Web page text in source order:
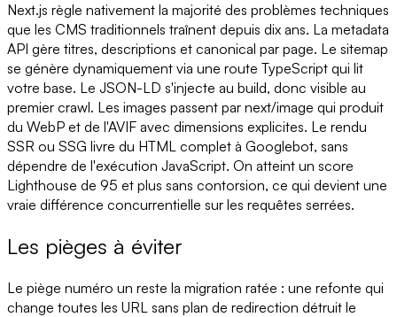
Next.js règle nativement la majorité des problèmes techniques
que les CMS traditionnels traînent depuis dix ans. La metadata
API gère titres, descriptions et canonical par page. Le sitemap
se génère dynamiquement via une route TypeScript qui lit
votre base. Le JSON-LD s'injecte au build, donc visible au
premier crawl. Les images passent par next/image qui produit
du WebP et de l'AVIF avec dimensions explicites. Le rendu
SSR ou SSG livre du HTML complet à Googlebot, sans
dépendre de l'exécution JavaScript. On atteint un score
Lighthouse de 95 et plus sans contorsion, ce qui devient une
vraie différence concurrentielle sur les requêtes serrées.
Les pièges à éviter
Le piège numéro un reste la migration ratée : une refonte qui
change toutes les URL sans plan de redirection détruit le